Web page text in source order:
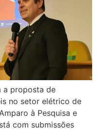
a proposta de
no setor elétrico de
à Pesquisa e
com submissões